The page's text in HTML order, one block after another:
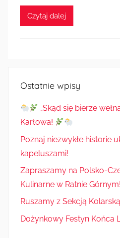
Czytaj dalej
Ostatnie wpisy
„Skąd się bierze
Karłowa!
Poznaj niezwykłe historie
kapeluszami!
Zapraszamy na Polsko-
Kulinarne w Ratnie Górnym!
Ruszamy z Sekcją Kolarską
Dożynkowy Festyn Końca